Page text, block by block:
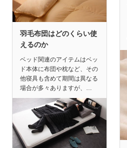
羽毛布団はどのくらい使
えるのか
ベッド関連のアイテムはベッ
ド本体に布団や枕など、その
他寝具も含めて期間は異なる
場合が多々ありますが、…